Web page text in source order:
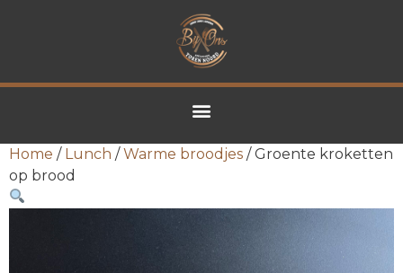
Home / Lunch /Warme broodjes / Groente kroketten
op brood